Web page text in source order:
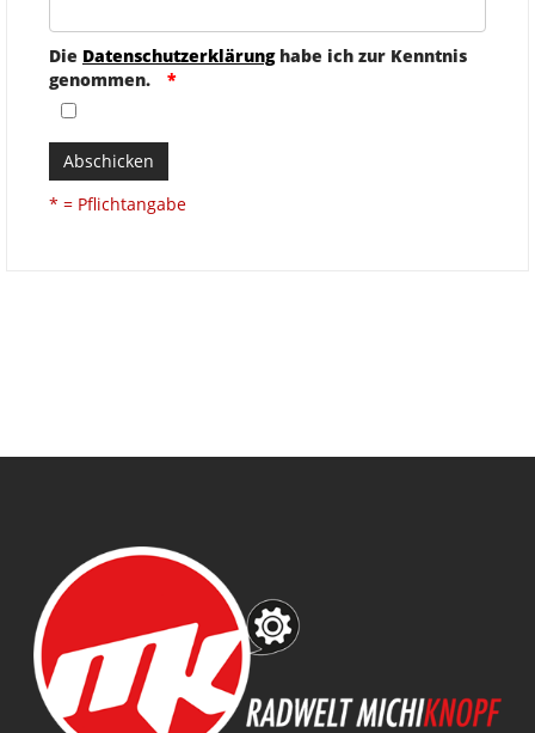
Die Datenschutzerklärunghabe ich zur Kenntnis
genommen.
Abschicken
* = Pflichtangabe